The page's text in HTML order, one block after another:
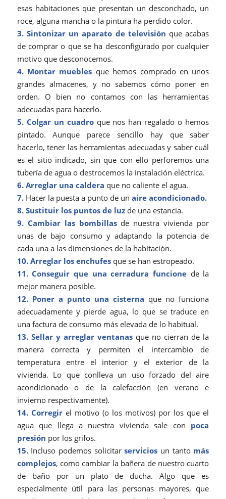
esas habitaciones que presentan un desconchado, un
roce, alguna mancha o la pintura ha perdido color.
3. Sintonizar un aparato de televisión que acabas
de comprar o que se ha desconfigurado por cualquier
motivo que desconocemos.
4. Montar muebles que hemos comprado en unos
grandes almacenes, y no sabemos cómo poner en
orden. O bien no contamos con las herramientas
adecuadas para hacerlo.
5. Colgar un cuadroque nos han regalado o hemos
pintado. Aunque parece sencillo hay que saber
hacerlo, tener las herramientas adecuadas y saber cuál
es el sitio indicado, sin que con ello perforemos una
tubería de agua o destrocemos la instalación eléctrica.
6. Arreglar una caldera que no caliente el agua.
7.Hacer la puesta a punto de un aire acondicionado.
8. Sustituir los puntos de luzde una estancia.
9. Cambiar las bombillasde nuestra vivienda por
unas de bajo consumo y adaptando la potencia de
cada una a las dimensiones de la habitación.
10. Arreglar los enchufesque se han estropeado.
11. Conseguir que una cerradura funcione de la
mejor manera posible.
12. Poner a punto unacisterna que no funciona
adecuadamente y pierde agua, lo que se traduce en
una factura de consumo más elevada de lo habitual.
13. Sellar y arreglar ventanasque no cierran de la
manera correcta y permiten el intercambio de
temperatura entre el interior y el exterior de la
vivienda. Lo que conlleva un uso forzado del aire
acondicionado o de la calefacción (en verano e
invierno respectivamente).
14. Corregirel motivo (o los motivos) por los que el
agua que llega a nuestra vivienda sale con poca
presión por los grifos.
15.Incluso podemos solicitarservicios un tanto más
complejos, como cambiar la bañera de nuestro cuarto
de baño por un plato de ducha. Algo que es
especialmente útil para las personas mayores, que